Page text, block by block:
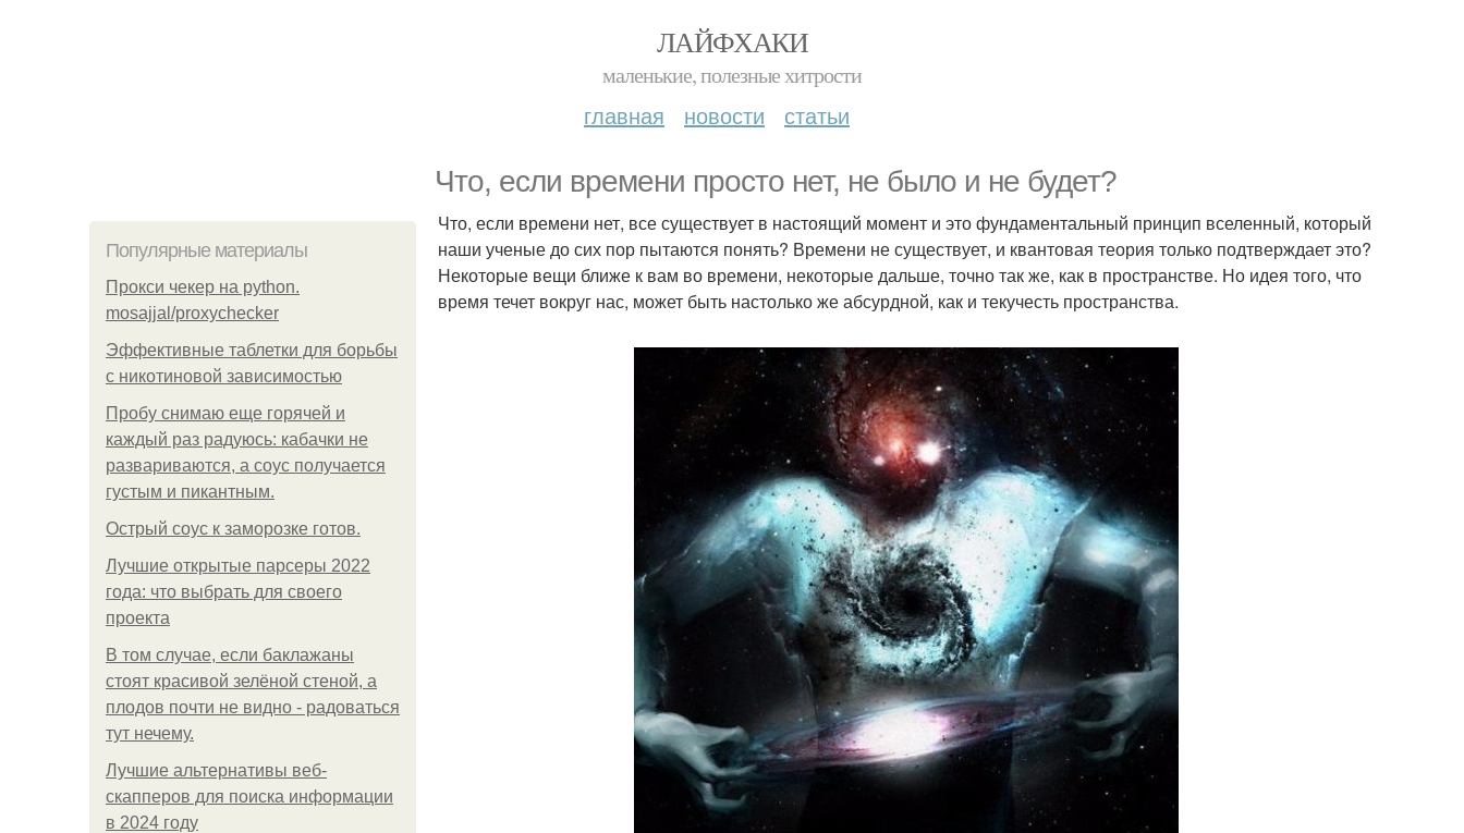
ЛАЙФХАКИ
маленькие, полезные хитрости
главная новости статьи
Что, если времени просто нет, не было и не будет?
Популярные материалы
Прокси чекер на python.
mosajjal/proxychecker
Эффективные таблетки для борьбы
с никотиновой зависимостью
Пробу снимаю еще горячей и
каждый раз радуюсь: кабачки не
развариваются, а соус получается
густым и пикантным.
Острый соус к заморозке готов.
Лучшие открытые парсеры 2022
года: что выбрать для своего
проекта
В том случае, если баклажаны
стоят красивой зелёной стеной, а
плодов почти не видно - радоваться
тут нечему.
Лучшие альтернативы веб-
скапперов для поиска информации
в 2024 году
Что, если времени нет, все существует в настоящий момент и это фундаментальный принцип вселенный, который
наши ученые до сих пор пытаются понять? Времени не существует, и квантовая теория только подтверждает это?
Некоторые вещи ближе к вам во времени, некоторые дальше, точно так же, как в пространстве. Но идея того, что
время течет вокруг нас, может быть настолько же абсурдной, как и текучесть пространства.